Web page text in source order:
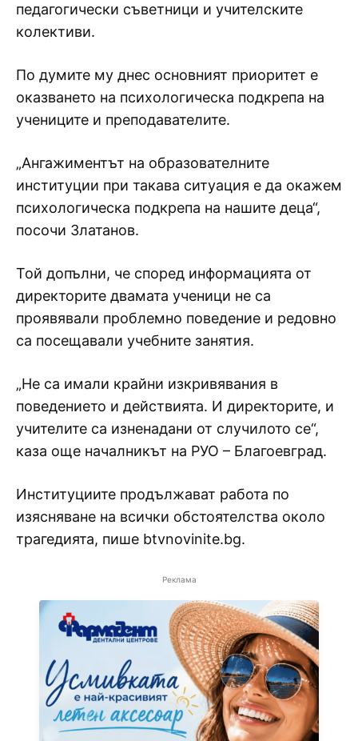
педагогически съветници и учителските
колективи.
По думите му днес основният приоритет е
оказването на психологическа подкрепа на
учениците и преподавателите.
„Ангажиментът на образователните
институции при такава ситуация е да окажем
психологическа подкрепа на нашите деца“,
посочи Златанов.
Той допълни, че според информацията от
директорите двамата ученици не са
проявявали проблемно поведение и редовно
са посещавали учебните занятия.
„Не са имали крайни изкривявания в
поведението и действията. И директорите, и
учителите са изненадани от случилото се“,
каза още началникът на РУО – Благоевград.
Институциите продължават работа по
изясняване на всички обстоятелства около
трагедията, пише btvnovinite.bg.
Реклама